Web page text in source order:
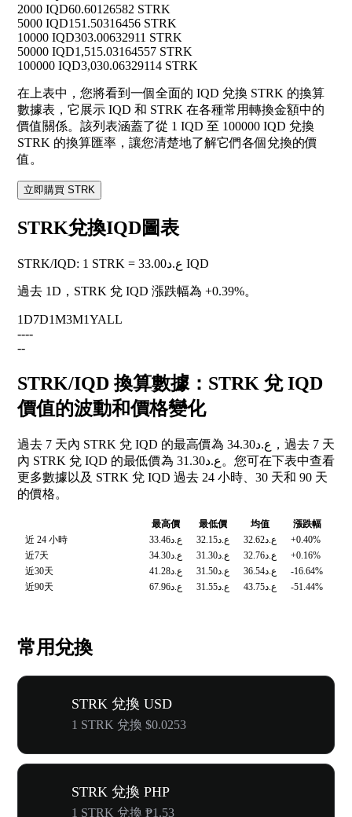
2000 IQD60.60126582 STRK
5000 IQD151.50316456 STRK
10000 IQD303.00632911 STRK
50000 IQD1,515.03164557 STRK
100000 IQD3,030.06329114 STRK
在上表中，您將看到一個全面的 IQD 兌換 STRK 的換算
數據表，它展示 IQD 和 STRK 在各種常用轉換金額中的
價值關係。該列表涵蓋了從 1 IQD 至 100000 IQD 兌換
STRK 的換算匯率，讓您清楚地了解它們各個兌換的價
值。
立即購買 STRK
STRK兌換IQD圖表
STRK/IQD: 1 STRK = ع.د33.00 IQD
過去 1D，STRK 兌 IQD 漲跌幅為 +0.39%。
1D7D1M3M1YALL
----
--
STRK/IQD 換算數據：STRK 兌 IQD
價值的波動和價格變化
過去 7 天內 STRK 兌 IQD 的最高價為 ع.د34.30，過去 7 天
內 STRK 兌 IQD 的最低價為 ع.د31.30。您可在下表中查看
更多數據以及 STRK 兌 IQD 過去 24 小時、30 天和 90 天
的價格。
最高價 最低價 均值
漲跌幅
近 24 小時
ع.د33.46 ع.د32.15 ع.د32.62
+0.40%
近7天
ع.د34.30 ع.د31.30 ع.د32.76
+0.16%
近30天
ع.د41.28 ع.د31.50 ع.د36.54
-16.64%
近90天
ع.د67.96 ع.د31.55 ع.د43.75 -51.44%
常用兌換
STRK 兌換 USD
1 STRK 兌換 $0.0253
STRK 兌換 PHP
1 STRK 兌換 ₱1.53